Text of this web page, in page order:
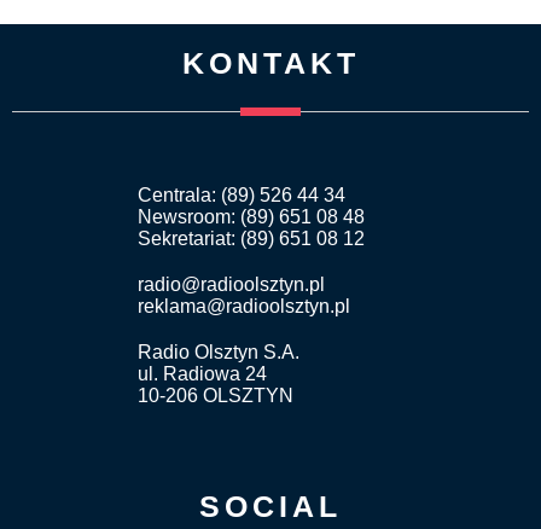
KONTAKT
Centrala: (89) 526 44 34
Newsroom: (89) 651 08 48
Sekretariat: (89) 651 08 12
radio@radioolsztyn.pl
reklama@radioolsztyn.pl
Radio Olsztyn S.A.
ul. Radiowa 24
10-206 OLSZTYN
SOCIAL